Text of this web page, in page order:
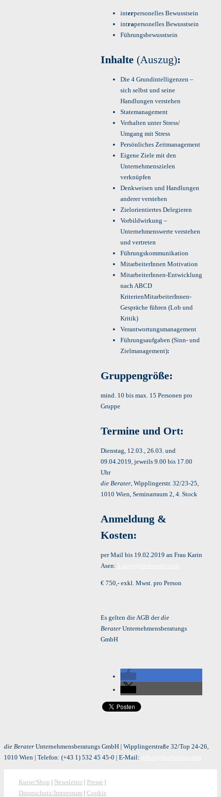
interpersonelles Bewusstsein
intrapersonelles Bewusstsein
Führungsbewusstsein
Inhalte (Auszug):
Die 4 Grundintelligenzen –
sich selbst und seine
Handlungen verstehen
Statemanagement
Verhalten unter Stress/
Umgang mit Stress
Persönliches Zeitmanagement
Eigene Ziele mit den
Unternehmenszielen
verknüpfen
Denkweisen und Handlungen
anderer verstehen
Zielorientiertes Delegieren
Vorbildwirkung –
Unternehmenswerte verstehen
und vertreten
Führungskommunikation
MitarbeiterInnen Motivation
MitarbeiterInnen-Entwicklung
nach ABCD
KriterienMitarbeiterInnen-
Gespräche führen (Lob und
Kritik)
Verantwortungsmanagement
Führungsaufgaben (Sinn- und
Zielmanagement):
Gruppengröße:
mind. 10 bis max. 15 Personen pro
Gruppe
Termine und Ort:
Dienstag, 12.03., 26.03. und
09.04.2019, jeweils 9.00 bis 17.00
Uhr
die Berater, Wipplingerstr. 32/23-25,
1010 Wien, Seminarraum 2, 4. Stock
Anmeldung &
Kosten:
per Mail bis 19.02.2019 an Frau Karin
Asen:
€ 750,- exkl. Mwst. pro Person
Es gelten die AGB derdie
BeraterUnternehmensberatungs
GmbH
die Berater Unternehmensberatungs GmbH | Wipplingerstraße 32/Top 24-26,
1010 Wien | Telefon: (+43 1) 532 45 45-0 | E-Mail:
Kurse/Shop | Newsletter | Presse |
Datenschutz/Impressum | Cookie